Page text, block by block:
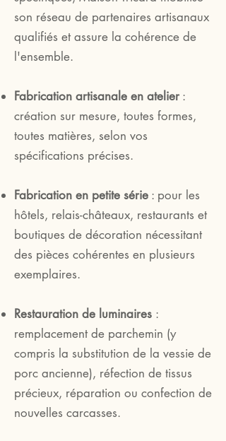
son réseau de partenaires artisanaux
qualifiés et assure la cohérence de
l'ensemble.
Fabrication artisanale en atelier :
création sur mesure, toutes formes,
toutes matières, selon vos
spécifications précises.
Fabrication en petite série : pour les
hôtels, relais-châteaux, restaurants et
boutiques de décoration nécessitant
des pièces cohérentes en plusieurs
exemplaires.
Restauration de luminaires :
remplacement de parchemin (y
compris la substitution de la vessie de
porc ancienne), réfection de tissus
précieux, réparation ou confection de
nouvelles carcasses.